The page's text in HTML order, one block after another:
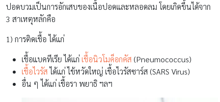
ปอดบวมเป็นการอักเสบของเนื้อปอดและหลอดลม โดยเกิดขึ้นได้จาก
3 สาเหตุหลักคือ
1) การติดเชื้อ ได้แก่
เชื้อแบคทีเรีย ได้แก่เชื้อนิวโมค็อกคัส(Pneumococcus)
เชื้อไวรัสได้แก่ ไข้หวัดใหญ่ เชื้อไวรัสซาร์ส (SARS Virus)
อื่น ๆ ได้แก่ เชื้อรา พยาธิ ฯลฯ